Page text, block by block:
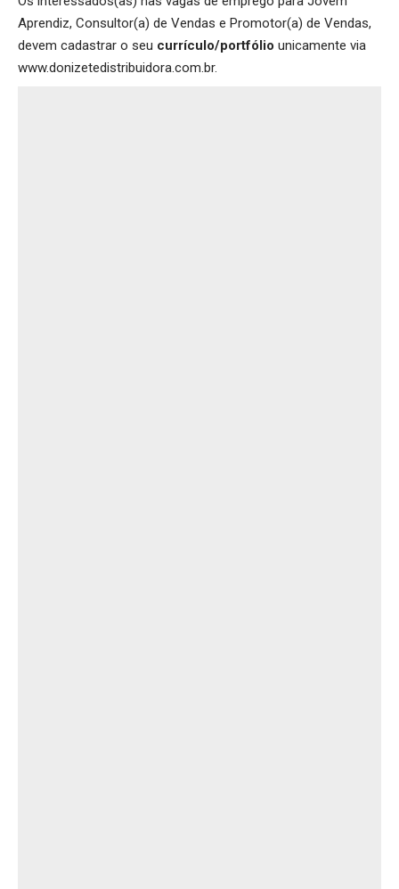
Aprendiz, Consultor(a) de Vendas e Promotor(a) de Vendas,
devem cadastrar o seu currículo/portfólio unicamente via
www.donizetedistribuidora.com.br.